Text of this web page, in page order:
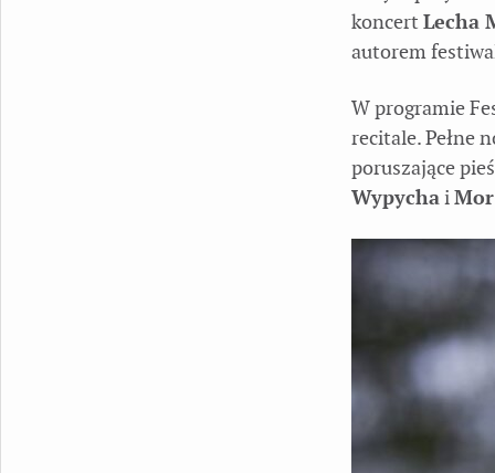
koncert Lecha
autorem
W programie
recitale. Pełne
poruszające
Wypychai